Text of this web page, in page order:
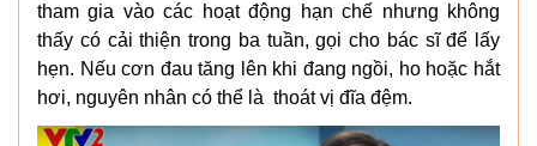
tham gia vào các hoạt động hạn chế nhưng không
thấy có cải thiện trong ba tuần, gọi cho bác sĩ để lấy
hẹn. Nếu cơn đau tăng lên khi đang ngồi, ho hoặc hắt
hơi, nguyên nhân có thể là thoát vị đĩa đệm.